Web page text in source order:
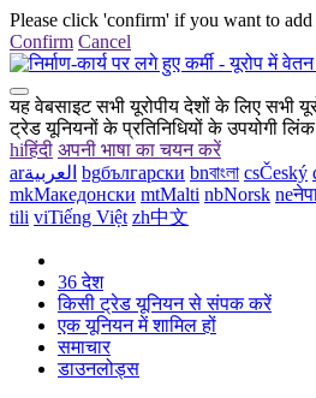
Please click 'confirm' if you want to
Confirm Cancel
यह वेबसाइट सभी यूरोपीय देशों के लिए सभी
ट्रेड यूनियनों के प्रतिनिधियों के उपयोगी
hiहिंदी अपनी भाषा का चयन करें
arالعربية bgбългарски bnবাংলা csČeský
mkМакедонски mtMalti nbNorsk ne
tili viTiếng Việt zh中文
36 देश
किसी ट्रेड यूनियन से संपक करें
एक यूनियन में शामिल हों
समाचार
डाउनलोड्स